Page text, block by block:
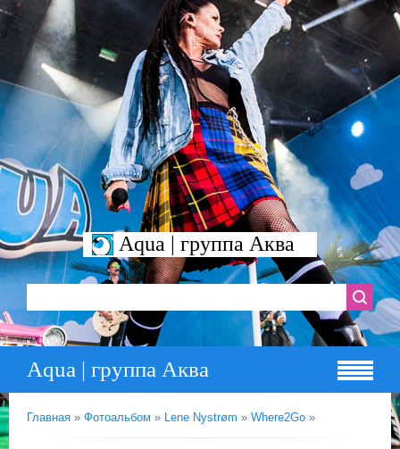
Aqua | группа Аква
Aqua | группа Аква
Главная » Фотоальбом » Lene Nystrøm » Where2Go »